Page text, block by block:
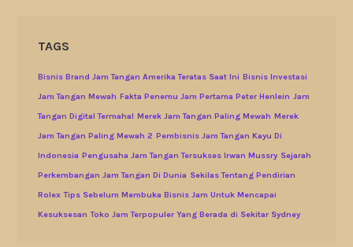
TAGS
Bisnis Brand Jam Tangan Amerika Teratas Saat Ini Bisnis Investasi
Jam Tangan Mewah Fakta Penemu Jam Pertama Peter Henlein Jam
Tangan Digital Termahal Merek Jam Tangan Paling Mewah Merek
Jam Tangan Paling Mewah 2 Pembisnis Jam Tangan Kayu Di
Indonesia Pengusaha Jam Tangan Tersukses Irwan Mussry Sejarah
Perkembangan Jam Tangan Di Dunia Sekilas Tentang Pendirian
Rolex Tips Sebelum Membuka Bisnis Jam Untuk Mencapai
Kesuksesan Toko Jam Terpopuler Yang Berada di Sekitar Sydney